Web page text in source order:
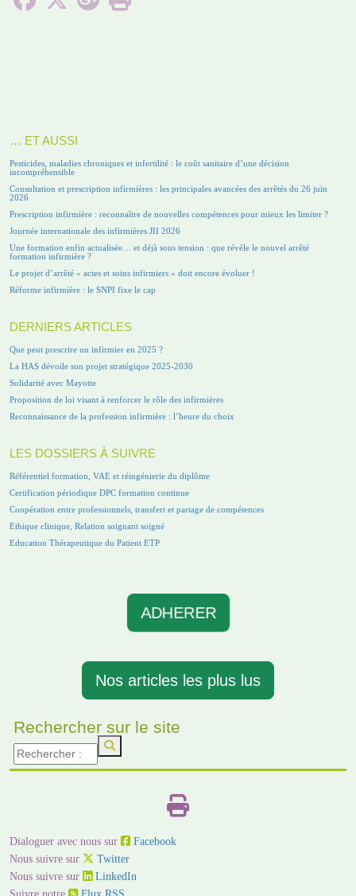
… ET AUSSI
Pesticides, maladies chroniques et infertilité : le coût sanitaire d’une décision
incompréhensible
Consultation et prescription infirmières : les principales avancées des arrêtés du 26 juin
2026
Prescription infirmière : reconnaître de nouvelles compétences pour mieux les limiter ?
Journée internationale des infirmières JII 2026
Une formation enfin actualisée… et déjà sous tension : que révèle le nouvel arrêté
formation infirmière ?
Le projet d’arrêté « actes et soins infirmiers » doit encore évoluer !
Réforme infirmière : le SNPI fixe le cap
DERNIERS ARTICLES
Que peut prescrire un infirmier en 2025 ?
La HAS dévoile son projet stratégique 2025-2030
Solidarité avec Mayotte
Proposition de loi visant à renforcer le rôle des infirmières
Reconnaissance de la profession infirmière : l’heure du choix
LES DOSSIERS À SUIVRE
Référentiel formation, VAE et réingénierie du diplôme
Certification périodique DPC formation continue
Coopération entre professionnels, transfert et partage de compétences
Ethique clinique, Relation soignant soigné
Education Thérapeutique du Patient ETP
ADHERER
Nos articles les plus lus
Rechercher sur le site
Dialoguer avec nous sur
Facebook
Nous suivre sur
Twitter
Nous suivre sur
LinkedIn
Suivre notre
Flux RSS